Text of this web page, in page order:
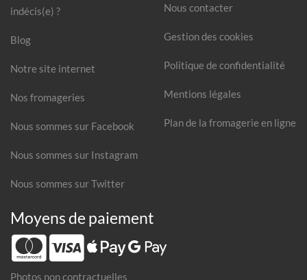
indécis(e) ?
Blog
Notre site internet
Nos fromageries
Nous sommes sur Facebook
Nous sommes sur Instagram
Nous sommes sur Twitter
Nous contacter
Gestion des cookies
Politique de confidentialité
Mentions légales
Plan de la fromagerie en ligne
Moyens de paiement
Photos non contractuelles